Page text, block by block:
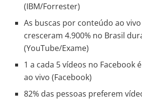
(IBM/Forrester)
As buscas por conteúdo ao
cresceram 4.900% no Brasil
(YouTube/Exame)
1 a cada 5 vídeos no Facebook
ao vivo (Facebook)
82% das pessoas preferem